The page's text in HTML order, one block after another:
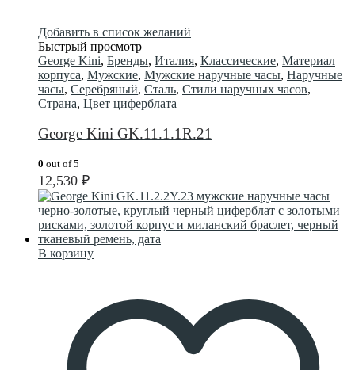
Добавить в список желаний
Быстрый просмотр
George Kini, Бренды, Италия, Классические, Материал
корпуса, Мужские, Мужские наручные часы, Наручные
часы, Серебряный, Сталь, Стили наручных часов,
Страна, Цвет циферблата
George Kini GK.11.1.1R.21
0 out of 5
12,530 ₽
В корзину